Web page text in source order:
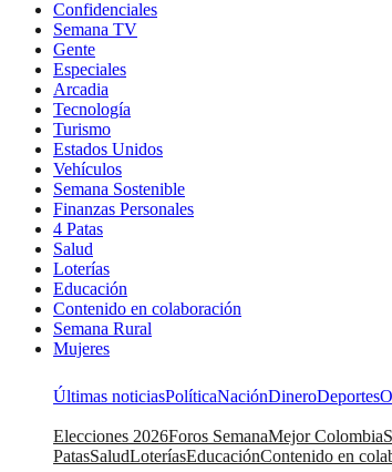
Confidenciales
Semana TV
Gente
Especiales
Arcadia
Tecnología
Turismo
Estados Unidos
Vehículos
Semana Sostenible
Finanzas Personales
4 Patas
Salud
Loterías
Educación
Contenido en colaboración
Semana Rural
Mujeres
Últimas noticiasPolíticaNaciónDineroDeportes
Elecciones 2026Foros SemanaMejor Colombia
PatasSaludLoteríasEducaciónContenido en